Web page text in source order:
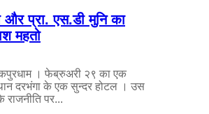
और प्रा. एस.डी मुनि का
महतो
। फेब्रुअरी २९ का एक
दरभंगा के एक सुन्दर होटल । उस
पर...